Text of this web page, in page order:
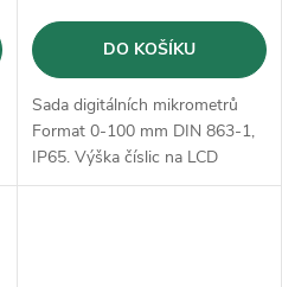
DO KOŠÍKU
Sada digitálních mikrometrů
Format 0-100 mm DIN 863-1,
IP65. Výška číslic na LCD
displeji 7,5 mm, s datovým